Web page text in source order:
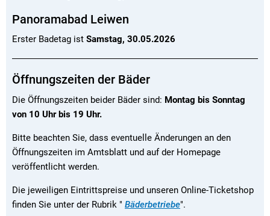
Panoramabad Leiwen
Erster Badetag ist Samstag, 30.05.2026
Öffnungszeiten der Bäder
Die Öffnungszeiten beider Bäder sind: Montag bis Sonntag
von 10 Uhr bis 19 Uhr.
Bitte beachten Sie, dass eventuelle Änderungen an den
Öffnungszeiten im Amtsblatt und auf der Homepage
veröffentlicht werden.
Die jeweiligen Eintrittspreise und unseren Online-Ticketshop
finden Sie unter der Rubrik " Bäderbetriebe".